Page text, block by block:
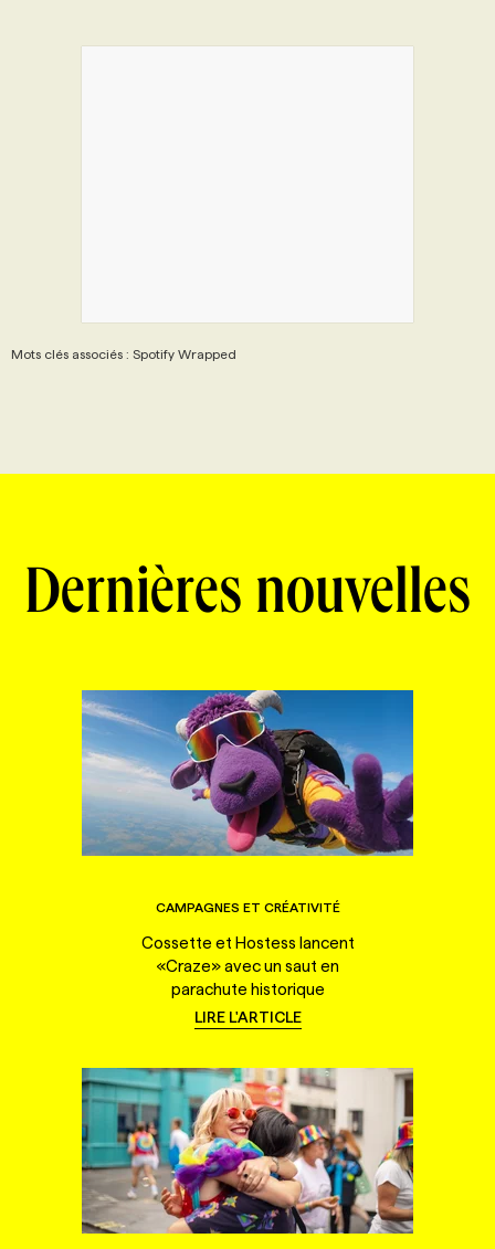
Mots clés associés : Spotify Wrapped
Dernières nouvelles
CAMPAGNES ET CRÉATIVITÉ
Cossette et Hostess lancent
«Craze» avec un saut en
parachute historique
LIRE L'ARTICLE